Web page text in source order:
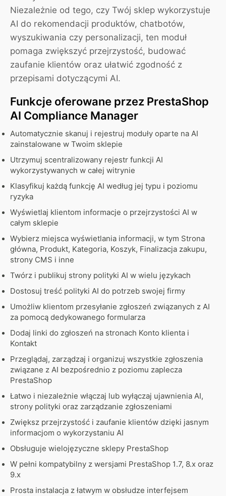
Niezależnie od tego, czy Twój sklep wykorzystuje
AI do rekomendacji produktów, chatbotów,
wyszukiwania czy personalizacji, ten moduł
pomaga zwiększyć przejrzystość, budować
zaufanie klientów oraz ułatwić zgodność z
przepisami dotyczącymi AI.
Funkcje oferowane przez PrestaShop
AI Compliance Manager
Automatycznie skanuj i rejestruj moduły oparte na AI
zainstalowane w Twoim sklepie
Utrzymuj scentralizowany rejestr funkcji AI
wykorzystywanych w całej witrynie
Klasyfikuj każdą funkcję AI według jej typu i poziomu
ryzyka
Wyświetlaj klientom informacje o przejrzystości AI w
całym sklepie
Wybierz miejsca wyświetlania informacji, w tym Strona
główna, Produkt, Kategoria, Koszyk, Finalizacja zakupu,
strony CMS i inne
Twórz i publikuj strony polityki AI w wielu językach
Dostosuj treść polityki AI do potrzeb swojej firmy
Umożliw klientom przesyłanie zgłoszeń związanych z AI
za pomocą dedykowanego formularza
Dodaj linki do zgłoszeń na stronach Konto klienta i
Kontakt
Przeglądaj, zarządzaj i organizuj wszystkie zgłoszenia
związane z AI bezpośrednio z poziomu zaplecza
PrestaShop
Łatwo i niezależnie włączaj lub wyłączaj ujawnienia AI,
strony polityki oraz zarządzanie zgłoszeniami
Zwiększ przejrzystość i zaufanie klientów dzięki jasnym
informacjom o wykorzystaniu AI
Obsługuje wielojęzyczne sklepy PrestaShop
W pełni kompatybilny z wersjami PrestaShop 1.7, 8.x oraz
9.x
Prosta instalacja z łatwym w obsłudze interfejsem